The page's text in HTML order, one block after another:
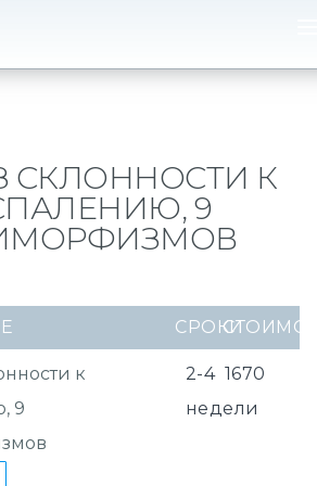
СКЛОННОСТИ К
9
СРОКИ
к
9
2-4
недели
1670